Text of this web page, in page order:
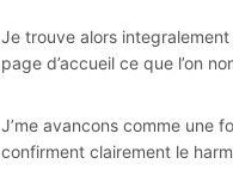
Je trouve alors
page d’accueil ce que l’on
J’me avancons comme une
confirment clairement le